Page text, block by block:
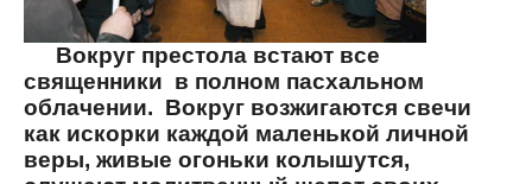
Вокруг престола встают все
священники в полном пасхальном
облачении. Вокруг возжигаются свечи
как искорки каждой маленькой личной
веры, живые огоньки колышутся,